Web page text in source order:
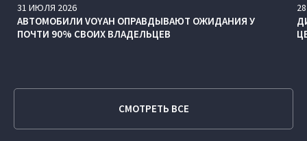
31 ИЮЛЯ 2026
АВТОМОБИЛИ VOYAH ОПРАВДЫВАЮТ ОЖИДАНИЯ У
ПОЧТИ 90% СВОИХ ВЛАДЕЛЬЦЕВ
28
СМОТРЕТЬ ВСЕ